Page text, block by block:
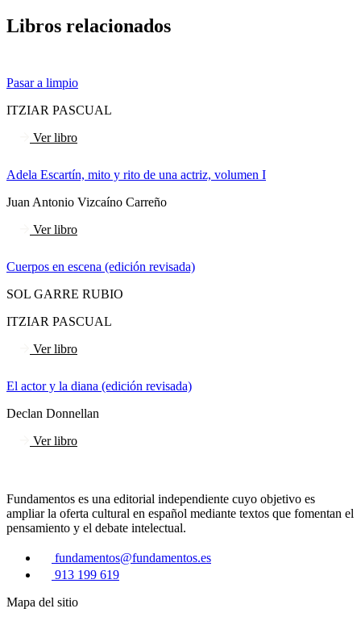
Libros relacionados
Pasar a limpio
ITZIAR PASCUAL
Ver libro
Adela Escartín, mito y rito de una actriz, volumen I
Juan Antonio Vizcaíno Carreño
Ver libro
Cuerpos en escena (edición revisada)
SOL GARRE RUBIO
ITZIAR PASCUAL
Ver libro
El actor y la diana (edición revisada)
Declan Donnellan
Ver libro
Fundamentos es una editorial independiente cuyo objetivo es
ampliar la oferta cultural en español mediante textos que fomentan el
pensamiento y el debate intelectual.
fundamentos@fundamentos.es
913 199 619
Mapa del sitio